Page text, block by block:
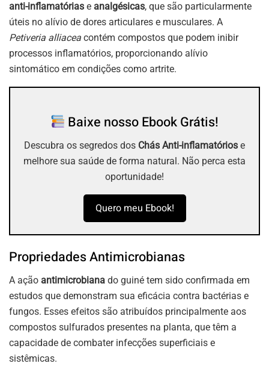
anti-inflamatórias e analgésicas, que são particularmente
úteis no alívio de dores articulares e musculares. A
Petiveria alliacea contém compostos que podem inibir
processos inflamatórios, proporcionando alívio
sintomático em condições como artrite.
Baixe nosso Ebook Grátis!
Descubra os segredos dos Chás Anti-inflamatórios e
melhore sua saúde de forma natural. Não perca esta
oportunidade!
Quero meu Ebook!
Propriedades Antimicrobianas
A ação antimicrobiana do guiné tem sido confirmada em
estudos que demonstram sua eficácia contra bactérias e
fungos. Esses efeitos são atribuídos principalmente aos
compostos sulfurados presentes na planta, que têm a
capacidade de combater infecções superficiais e
sistêmicas.